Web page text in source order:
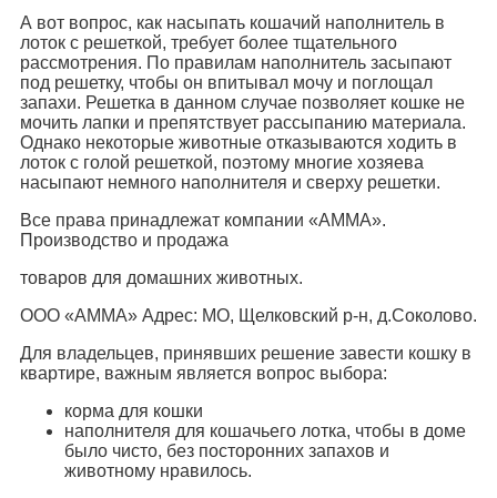
А вот вопрос, как насыпать кошачий наполнитель в
лоток с решеткой, требует более тщательного
рассмотрения. По правилам наполнитель засыпают
под решетку, чтобы он впитывал мочу и поглощал
запахи. Решетка в данном случае позволяет кошке не
мочить лапки и препятствует рассыпанию материала.
Однако некоторые животные отказываются ходить в
лоток с голой решеткой, поэтому многие хозяева
насыпают немного наполнителя и сверху решетки.
Все права принадлежат компании «АММА».
Производство и продажа
товаров для домашних животных.
ООО «АММА» Адрес: МО, Щелковский р-н, д.Соколово.
Для владельцев, принявших решение завести кошку в
квартире, важным является вопрос выбора:
корма для кошки
наполнителя для кошачьего лотка, чтобы в доме
было чисто, без посторонних запахов и
животному нравилось.